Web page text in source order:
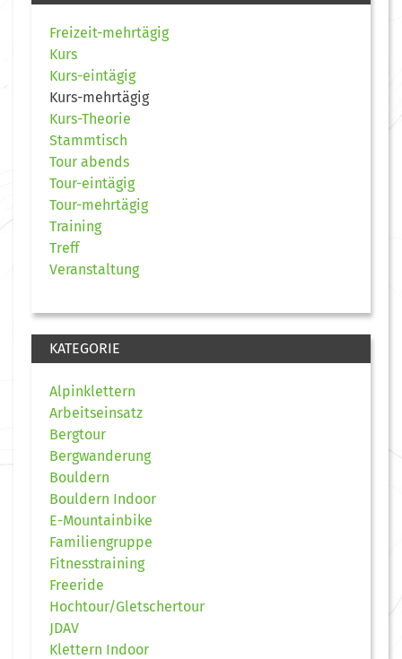
Freizeit-mehrtägig
Kurs
Kurs-eintägig
Kurs-mehrtägig
Kurs-Theorie
Stammtisch
Tour abends
Tour-eintägig
Tour-mehrtägig
Training
Treff
Veranstaltung
KATEGORIE
Alpinklettern
Arbeitseinsatz
Bergtour
Bergwanderung
Bouldern
Bouldern Indoor
E-Mountainbike
Familiengruppe
Fitnesstraining
Freeride
Hochtour/Gletschertour
JDAV
Klettern Indoor